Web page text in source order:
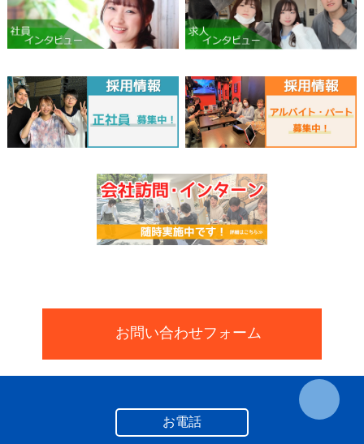
お問い合わせフォーム
お電話